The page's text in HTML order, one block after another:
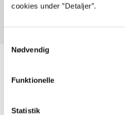
cookies under ”Detaljer”.
Nødvendig
Funktionelle
Statistik
Alle registrerede artikler fordelt